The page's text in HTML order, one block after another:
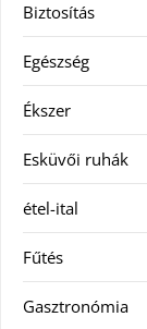
Biztosítás
Egészség
Ékszer
Esküvői ruhák
étel-ital
Fűtés
Gasztronómia